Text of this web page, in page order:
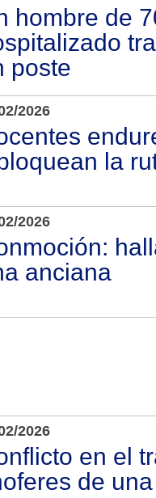
hombre de
poste
2026
la
2026
anciana
2026
en el
de